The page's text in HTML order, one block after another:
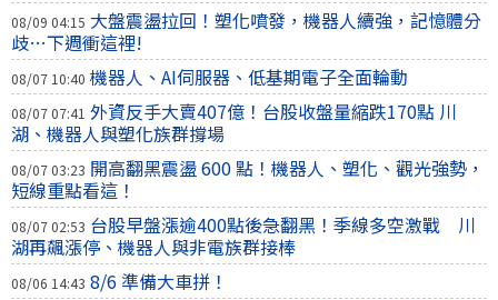
08/09 04:15 大盤震盪拉回！塑化噴發，機器人續強，記憶體分
歧…下週衝這裡!
08/07 10:40 機器人、AI伺服器、低基期電子全面輪動
08/07 07:41 外資反手大賣407億！台股收盤量縮跌170點 川
湖、機器人與塑化族群撐場
08/07 03:23 開高翻黑震盪 600 點！機器人、塑化、觀光強勢，
短線重點看這！
08/07 02:53 台股早盤漲逾400點後急翻黑！季線多空激戰 川
湖再飆漲停、機器人與非電族群接棒
08/06 14:43 8/6 準備大車拼！